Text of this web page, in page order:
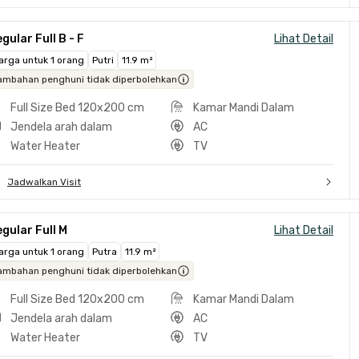
Full B - F Lihat Detail
untuk 1 orang Putri
11.9 m²
penghuni tidak diperbolehkan
Full Size Bed 120x200 cm
Kamar Mandi Dalam
Jendela arah dalam
AC
Water Heater
TV
Jadwalkan Visit
Full M Lihat Detail
untuk 1 orang Putra
11.9 m²
penghuni tidak diperbolehkan
Full Size Bed 120x200 cm
Kamar Mandi Dalam
Jendela arah dalam
AC
Water Heater
TV